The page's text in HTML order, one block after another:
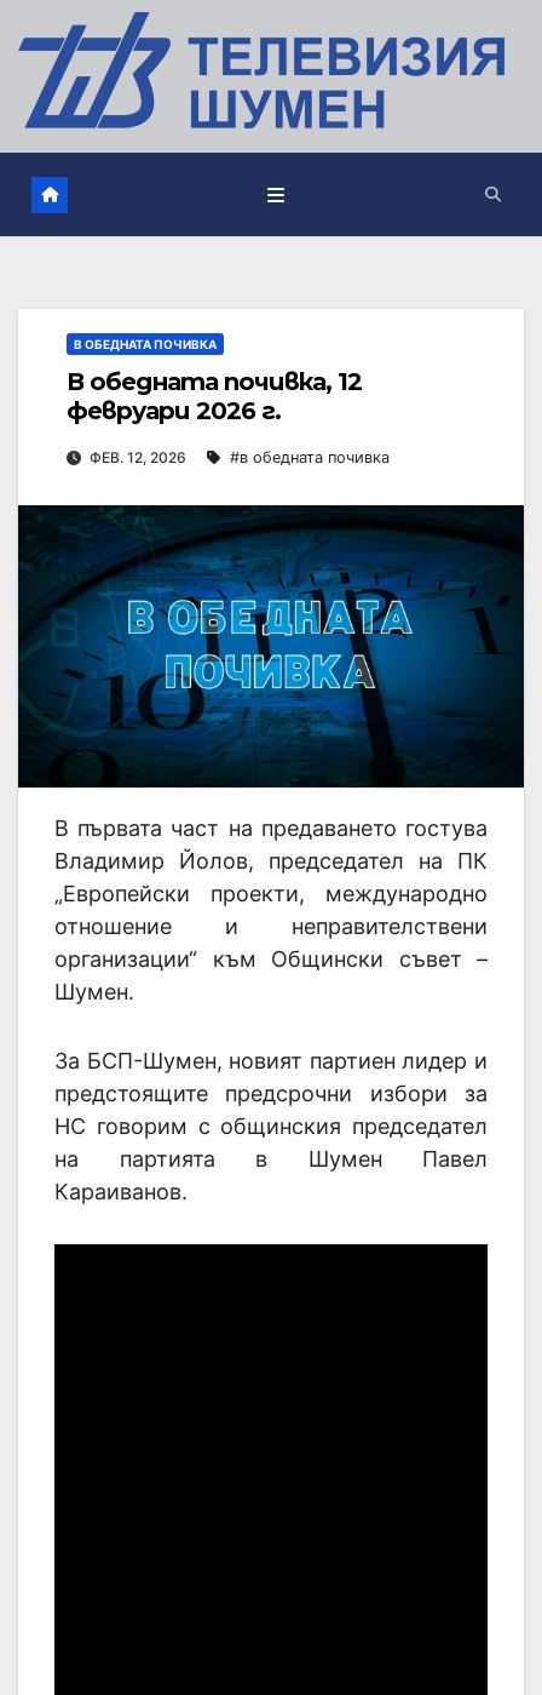
В ОБЕДНАТА ПОЧИВКА
В обедната почивка, 12
февруари 2026 г.
ФЕВ. 12, 2026 #в обедната почивка
В първата част на предаването гостува
Владимир Йолов, председател на ПК
„Европейски проекти, международно
отношение и неправителствени
организации“ към Общински съвет –
Шумен.
За БСП-Шумен, новият партиен лидер и
предстоящите предсрочни избори за
НС говорим с общинския председател
на партията в Шумен Павел
Караиванов.